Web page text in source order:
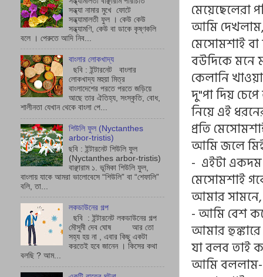
মেয়েছেলেরা
আমি দেখলাম,
মেসোমশাই
বউদিকে মনে
কেলানি
দু"পা দিয়
নিয়ে এই
প্রতি
আমি জলে
- এইটা একদম
মেসোমশাই
আমার
- আমি বেশ
আমার হুঙ্কারে
যা বলব তাই
আমি বললাম-
সন্ধ্যা নামার মুখে ফোটে
সন্ধ্যামালতী ফুল । কেউ কেউ
সন্ধ্যামণি, কেউ বা ডাকে কৃষ্ণকলি
বলে । পেরুতে আদি নিব...
বাংলার লোকখাদ্য
ছবি : ইন্টারনেট বাংলার
লোকখাদ্য মহুয়া মিত্র
বাংলাদেশের পরতে পরতে জড়িয়ে
আছে তার ঐতিহ্য, সংস্কৃতি, বোধ,
শালীনতা যেখান থেকে বাংলা পে...
শিউলি ফুল (Nyctanthes
arbor-tristis)
ছবি : ইন্টারনেট শিউলি ফুল
(Nyctanthes arbor-tristis)
বাঞ্ছারাম ১. ভূমিকা শিউলি ফুল,
বাংলায় যাকে আমরা ভালোবেসে “শিউলি” বা “শেফালি”
বলি, তা...
লকডাউনের গল্প
ছবি : ইন্টারনেট লকডাউনের গল্প
মৌসুমী দেব ঘোষ আর তো
সহ্য হয় না , এবার কিছু একটা
করতেই হবে জানেন । কিসের কথা
বলছি ? আম...